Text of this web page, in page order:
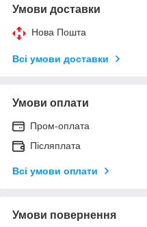
Умови доставки
Нова Пошта
Всі умови доставки
Умови оплати
Пром-оплата
Післяплата
Всі умови оплати
Умови повернення